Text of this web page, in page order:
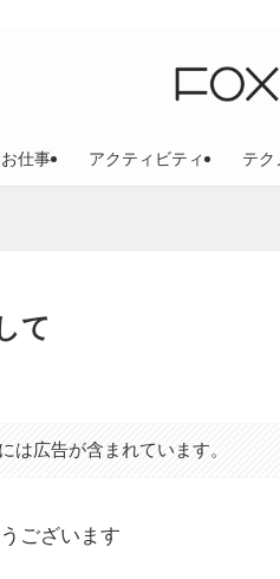
お仕事 アクティビティ テク
て
は広告が含まれています。
ございます